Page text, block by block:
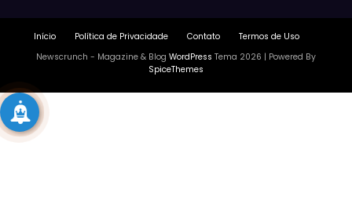
Início Política de Privacidade Contato
Termos de Uso
Newscrunch - Magazine & Blog WordPress Tema 2026 | Powered By
SpiceThemes